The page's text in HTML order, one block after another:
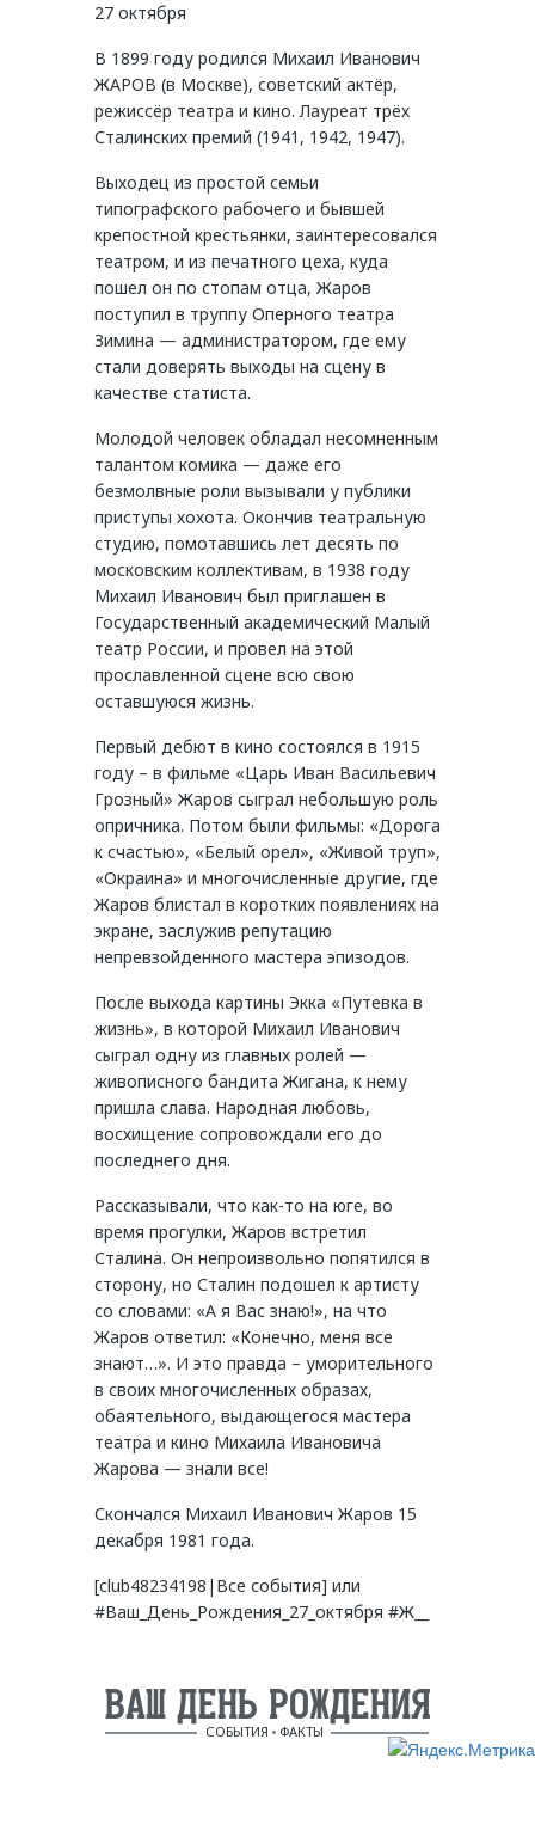
27 октября
В 1899 году родился Михаил Иванович
ЖАРОВ (в Москве), советский актёр,
режиссёр театра и кино. Лауреат трёх
Сталинских премий (1941, 1942, 1947).
Выходец из простой семьи
типографского рабочего и бывшей
крепостной крестьянки, заинтересовался
театром, и из печатного цеха, куда
пошел он по стопам отца, Жаров
поступил в труппу Оперного театра
Зимина — администратором, где ему
стали доверять выходы на сцену в
качестве статиста.
Молодой человек обладал несомненным
талантом комика — даже его
безмолвные роли вызывали у публики
приступы хохота. Окончив театральную
студию, помотавшись лет десять по
московским коллективам, в 1938 году
Михаил Иванович был приглашен в
Государственный академический Малый
театр России, и провел на этой
прославленной сцене всю свою
оставшуюся жизнь.
Первый дебют в кино состоялся в 1915
году – в фильме «Царь Иван Васильевич
Грозный» Жаров сыграл небольшую роль
опричника. Потом были фильмы: «Дорога
к счастью», «Белый орел», «Живой труп»,
«Окраина» и многочисленные другие, где
Жаров блистал в коротких появлениях на
экране, заслужив репутацию
непревзойденного мастера эпизодов.
После выхода картины Экка «Путевка в
жизнь», в которой Михаил Иванович
сыграл одну из главных ролей —
живописного бандита Жигана, к нему
пришла слава. Народная любовь,
восхищение сопровождали его до
последнего дня.
Рассказывали, что как-то на юге, во
время прогулки, Жаров встретил
Сталина. Он непроизвольно попятился в
сторону, но Сталин подошел к артисту
со словами: «А я Вас знаю!», на что
Жаров ответил: «Конечно, меня все
знают…». И это правда – уморительного
в своих многочисленных образах,
обаятельного, выдающегося мастера
театра и кино Михаила Ивановича
Жарова — знали все!
Скончался Михаил Иванович Жаров 15
декабря 1981 года.
[club48234198|Все события] или
#Ваш_День_Рождения_27_октября #Ж__
ВАШ ДЕНЬ РОЖДЕНИЯ
СОБЫТИЯ ФАКТЫ